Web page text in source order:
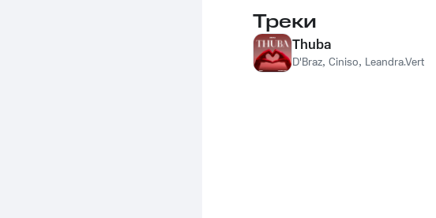
Треки
Thuba
D'Braz, Ciniso, Leandra.Vert